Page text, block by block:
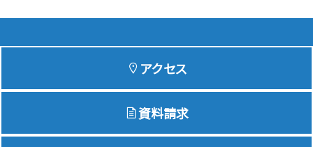
School Life 学校生活
アクセス
資料請求